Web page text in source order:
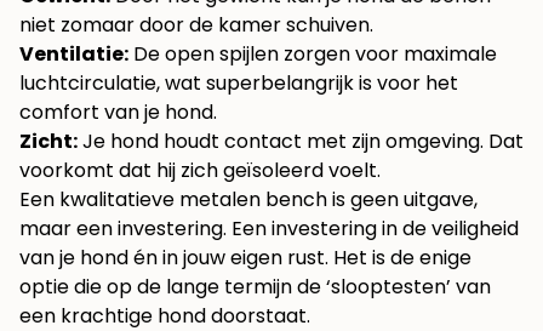
niet zomaar door de kamer schuiven.
Ventilatie: De open spijlen zorgen voor maximale
luchtcirculatie, wat superbelangrijk is voor het
comfort van je hond.
Zicht:Je hond houdt contact met zijn omgeving. Dat
voorkomt dat hij zich geïsoleerd voelt.
Een kwalitatieve metalen bench is geen uitgave,
maar een investering. Een investering in de veiligheid
van je hond én in jouw eigen rust. Het is de enige
optie die op de lange termijn de ‘slooptesten’ van
een krachtige hond doorstaat.